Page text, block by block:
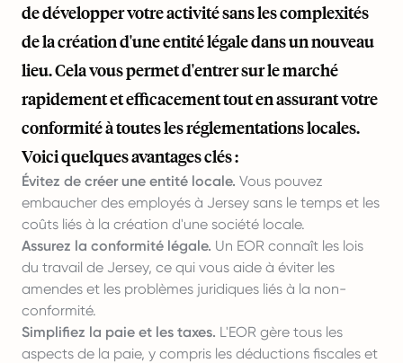
de développer votre activité sans les complexités
de la création d'une entité légale dans un nouveau
lieu. Cela vous permet d'entrer sur le marché
rapidement et efficacement tout en assurant votre
conformité à toutes les réglementations locales.
Voici quelques avantages clés :
Évitez de créer une entité locale. Vous pouvez
embaucher des employés à Jersey sans le temps et les
coûts liés à la création d'une société locale.
Assurez la conformité légale. Un EOR connaît les lois
du travail de Jersey, ce qui vous aide à éviter les
amendes et les problèmes juridiques liés à la non-
conformité.
Simplifiez la paie et les taxes. L'EOR gère tous les
aspects de la paie, y compris les déductions fiscales et